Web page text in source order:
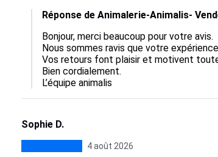
Réponse de Animalerie-Animalis-
Bonjour, merci beaucoup pour votre avis.
Nous sommes ravis que votre
Vos retours font plaisir et motivent
Bien cordialement.
L’équipe animalis
Sophie D.
4 août 2026